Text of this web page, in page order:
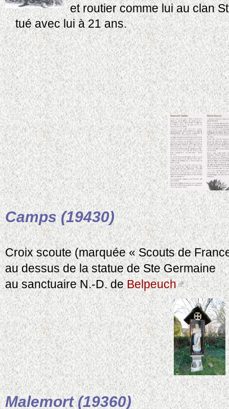
et routier comme lui au clan
tué avec lui à 21 ans.
Camps (19430)
Croix scoute (marquée « Scouts de
au dessus de la statue de Ste Germaine
au sanctuaire N.-D. deBelpeuch
Malemort (19360)